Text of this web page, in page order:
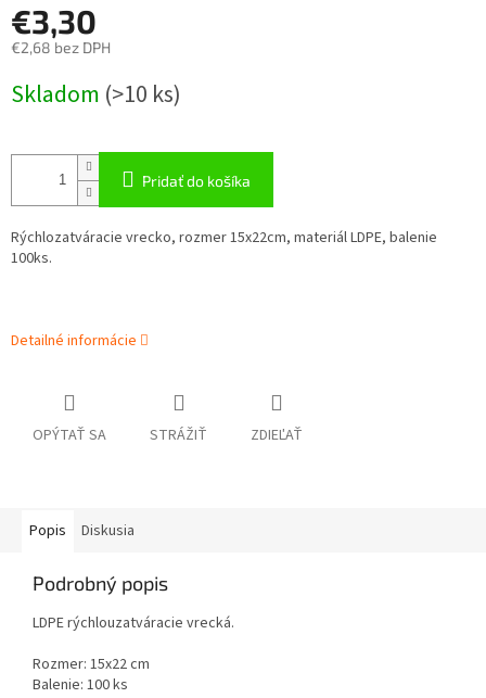
€3,30
€2,68 bez DPH
cena:
Skladom (>10 ks)
Pridať do košíka
Rýchlozatváracie vrecko, rozmer 15x22cm, materiál LDPE, balenie
100ks.
Detailné informácie
OPÝTAŤ SA STRÁŽIŤ ZDIEĽAŤ
Popis Diskusia
Podrobný popis
LDPE rýchlouzatváracie vrecká.
Rozmer: 15x22 cm
Balenie: 100 ks